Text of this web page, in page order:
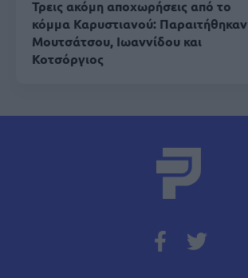
Τρεις ακόμη αποχωρήσεις από το
κόμμα Καρυστιανού: Παραιτήθηκαν
Μουτσάτσου, Ιωαννίδου και
Κοτσόργιος